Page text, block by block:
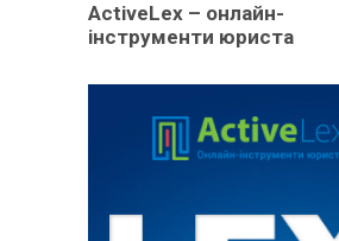
ActiveLex – онлайн-
інструменти юриста